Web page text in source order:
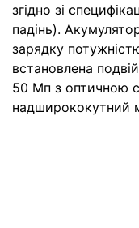
згідно зі
падінь).
зарядку
встановлена
50 Мп з оптичною
надширококутний